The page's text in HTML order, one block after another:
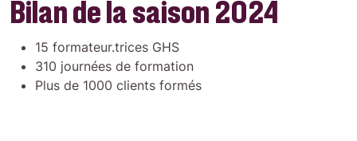
Bilan de la saison 2024
15 formateur.trices GHS
310 journées de formation
Plus de 1000 clients formés